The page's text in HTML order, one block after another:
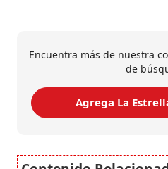
Encuentra más de nuestra
de
Agrega La